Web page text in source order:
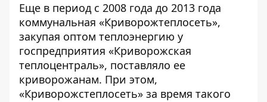
Еще в период с 2008 года до 2013 года
коммунальная «Криворожтеплосеть»,
закупая оптом теплоэнергию у
госпредприятия «Криворожская
теплоцентраль», поставляло ее
криворожанам. При этом,
«Криворожстеплосеть» за время такого